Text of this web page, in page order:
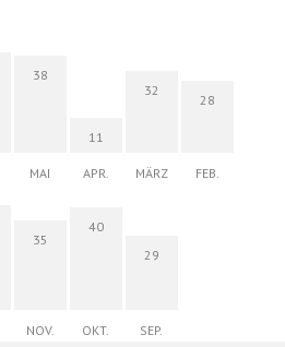
38
MAI
11
APR.
32
MÄRZ
28
FEB.
35
NOV.
40
OKT.
29
SEP.